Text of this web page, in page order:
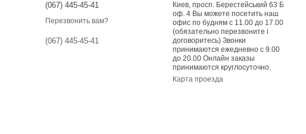
(067) 445-45-41
Перезвонить вам?
(067) 445-45-41
Киев, просп. Берестейський 63 Б
оф. 4 Вы можете посетить наш
офис по будням с 11.00 до 17.00
(обязательно перезвоните і
договоритесь) Звонки
принимаются ежедневно с 9.00
до 20.00 Онлайн заказы
принимаются круглосуточно.
Карта проезда